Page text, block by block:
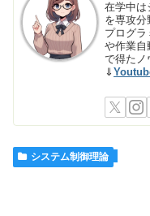
在学中は
を専攻分
プログ
や作業自
で得たノ
⇓
システム制御理論